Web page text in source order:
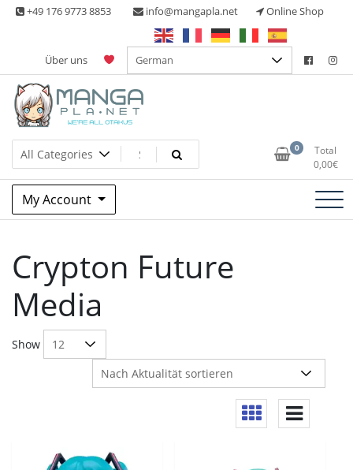
Skip +49 176 9773 8853 info@mangapla.net Online Shop
Über uns
Manga Planet
Split Part Online Shop 0
Total
0,00€
My Account
Crypton Future
Media
Show